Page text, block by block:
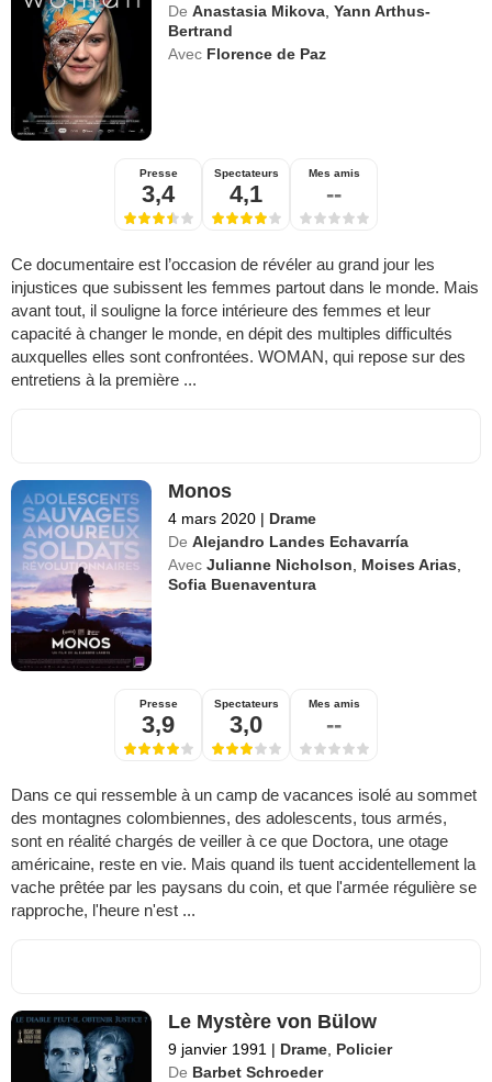
De Anastasia Mikova ,Yann Arthus-
Bertrand
Avec Florence de Paz
Presse
3,4
Spectateurs
4,1
Mes amis
--
Ce documentaire est l’occasion de révéler au grand jour les
injustices que subissent les femmes partout dans le monde. Mais
avant tout, il souligne la force intérieure des femmes et leur
capacité à changer le monde, en dépit des multiples difficultés
auxquelles elles sont confrontées. WOMAN, qui repose sur des
entretiens à la première ...
Monos
4 mars 2020 | Drame
De Alejandro Landes Echavarría
Avec Julianne Nicholson Moises Arias
Sofia Buenaventura
Presse
3,9
Spectateurs
3,0
Mes amis
--
Dans ce qui ressemble à un camp de vacances isolé au sommet
des montagnes colombiennes, des adolescents, tous armés,
sont en réalité chargés de veiller à ce que Doctora, une otage
américaine, reste en vie. Mais quand ils tuent accidentellement la
vache prêtée par les paysans du coin, et que l'armée régulière se
rapproche, l'heure n'est ...
Le Mystère von Bülow
9 janvier 1991 | Drame Policier
De Barbet Schroeder